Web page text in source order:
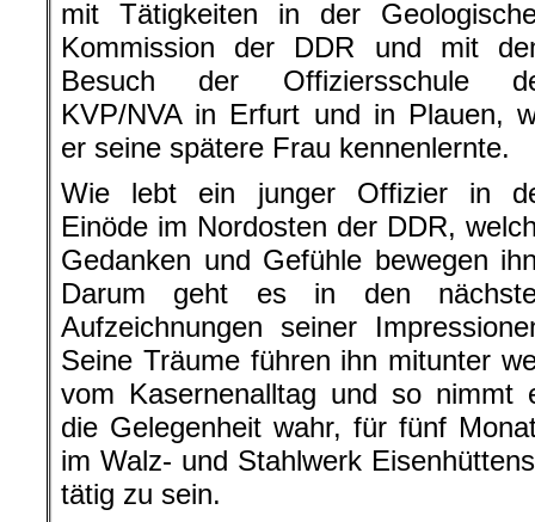
mit Tätigkeiten in der
Kommission der DDR und mit
Besuch der Offiziersschule
KVP/NVA in Erfurt und in Plauen,
er seine spätere Frau kennenlernte.
Wie lebt ein junger Offizier in
Einöde im Nordosten der DDR,
Gedanken und Gefühle bewegen
Darum geht es in den
Aufzeichnungen seiner
Seine Träume führen ihn mitunter
vom Kasernenalltag und so nimmt
die Gelegenheit wahr, für fünf
im Walz- und Stahlwerk
tätig zu sein.